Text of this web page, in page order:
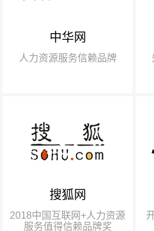
中华网
人力资源服务信赖品牌
搜狐网
2018中国互联网+人力资源
服务值得信赖品牌奖